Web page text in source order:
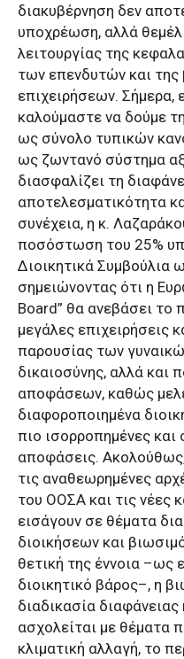
διακυβέρνηση δεν
υποχρέωση, αλλά
λειτουργίας της
των επενδυτών και
επιχειρήσεων. Σήμερα,
καλούμαστε να δούμε
ως σύνολο τυπικών
ως ζωντανό σύστημα
διασφαλίζει τη
αποτελεσματικότητα
συνέχεια, η κ.
ποσόστωση του 25%
Διοικητικά Συμβούλια
σημειώνοντας ότι η
Board” θα ανεβάσει το
μεγάλες επιχειρήσεις
παρουσίας των
δικαιοσύνης, αλλά και
αποφάσεων, καθώς
διαφοροποιημένα
πιο ισορροπημένες και
αποφάσεις.
τις αναθεωρημένες
του ΟΟΣΑ και τις νέες
εισάγουν σε θέματα
διοικήσεων και
θετική της έννοια –ως
διοικητικό βάρος–, η
διαδικασία διαφάνειας
ασχολείται με θέματα
κλιματική αλλαγή, το